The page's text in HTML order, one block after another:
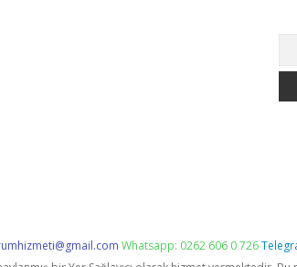
Whatsapp: 0262 606 0 726